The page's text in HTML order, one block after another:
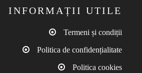
INFORMAȚII UTILE
Termeni și condiții
Politica de confidențialitate
Politica cookies